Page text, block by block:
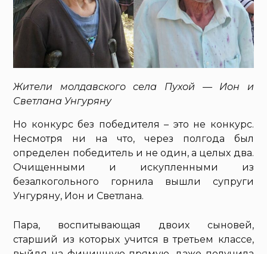
Жители молдавского села Пухой — Ион и
Светлана Унгуряну
Но конкурс без победителя – это не конкурс.
Несмотря ни на что, через полгода был
определен победитель и не один, а целых два.
Очищенными и искупленными из
безалкогольного горнила вышли супруги
Унгуряну, Ион и Светлана.
Пара, воспитывающая двоих сыновей,
старший из которых учится в третьем классе,